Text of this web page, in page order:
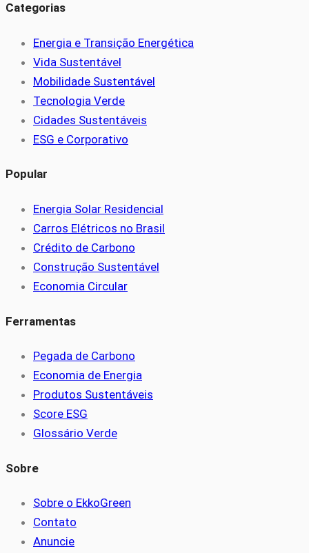
Categorias
Energia e Transição Energética
Vida Sustentável
Mobilidade Sustentável
Tecnologia Verde
Cidades Sustentáveis
ESG e Corporativo
Popular
Energia Solar Residencial
Carros Elétricos no Brasil
Crédito de Carbono
Construção Sustentável
Economia Circular
Ferramentas
Pegada de Carbono
Economia de Energia
Produtos Sustentáveis
Score ESG
Glossário Verde
Sobre
Sobre o EkkoGreen
Contato
Anuncie